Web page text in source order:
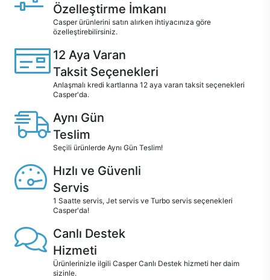
Özelleştirme İmkanı
Casper ürünlerini satın alırken ihtiyacınıza göre
özelleştirebilirsiniz.
12 Aya Varan
Taksit Seçenekleri
Anlaşmalı kredi kartlarına 12 aya varan taksit seçenekleri
Casper'da.
Aynı Gün
Teslim
Seçili ürünlerde Aynı Gün Teslim!
Hızlı ve Güvenli
Servis
1 Saatte servis, Jet servis ve Turbo servis seçenekleri
Casper'da!
Canlı Destek
Hizmeti
Ürünlerinizle ilgili Casper Canlı Destek hizmeti her daim
sizinle.